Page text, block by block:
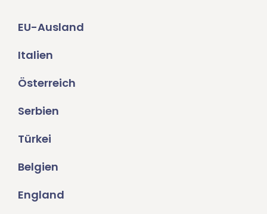
EU-Ausland
Italien
Österreich
Serbien
Türkei
Belgien
England